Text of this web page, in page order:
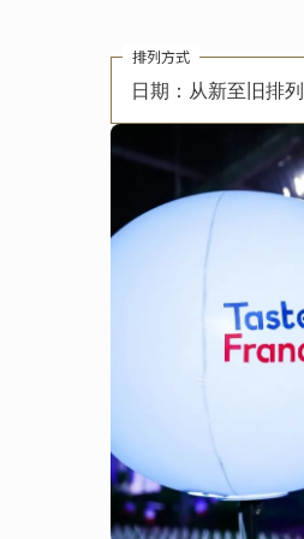
日期：从新至旧排列
排列方式